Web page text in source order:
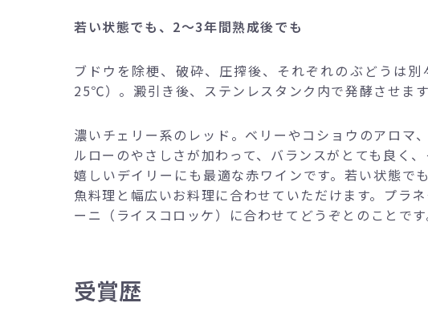
若い状態でも、2～3年間熟成後でも
ブドウを除梗、破砕、圧搾後、それぞれのぶどうは
25℃）。澱引き後、ステンレスタンク内で発酵させます
濃いチェリー系のレッド。ベリーやコショウのアロマ
ルローのやさしさが加わって、バランスがとても良く
嬉しいデイリーにも最適な赤ワインです。若い状態で
魚料理と幅広いお料理に合わせていただけます。プラ
ーニ（ライスコロッケ）に合わせてどうぞとのことです
受賞歴